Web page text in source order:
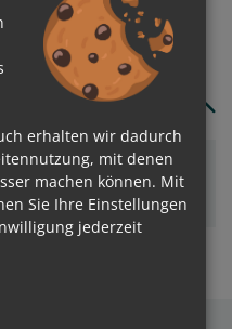
begriffene
Beirut?
erhalten wir dadurch
mit denen
machen können. Mit
Sie Ihre Einstellungen
jederzeit